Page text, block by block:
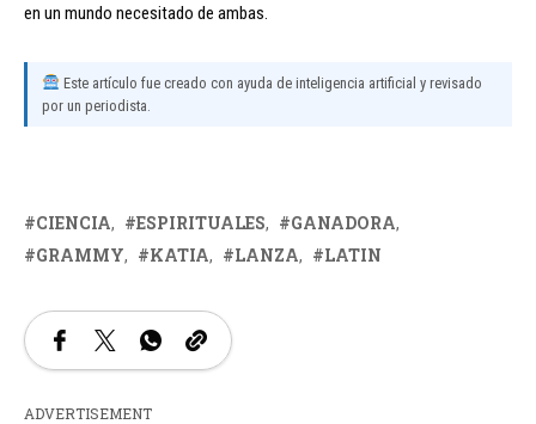
en un mundo necesitado de ambas.
Este artículo fue creado con ayuda de inteligencia artificial y revisado
por un periodista.
CIENCIA ESPIRITUALES
GANADORA
GRAMMY
KATIA LANZA LATIN
ADVERTISEMENT